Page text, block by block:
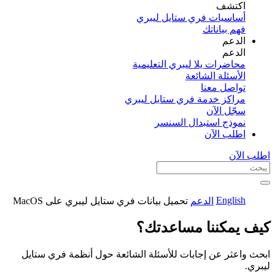
اكتشف​
أساسيات فري ستايل ليبري
فهم بياناتك
الدعم
الدعم
محاضرات يلا ليبري التعليمية
الأسئلة الشائعة
تواصل معنا
مراكز خدمة فري ستايل ليبري
سجّل الآن​
نموذج استبدال السنسر
اطلب الآن
اطلب الآن
English الدعم تحميل بيانات فري ستايل ليبري على MacOS
كيف يمكننا مساعدتك؟
ابحث واعثر عن إجابات للأسئلة الشائعة حول أنظمة فري ستايل
ليبري.